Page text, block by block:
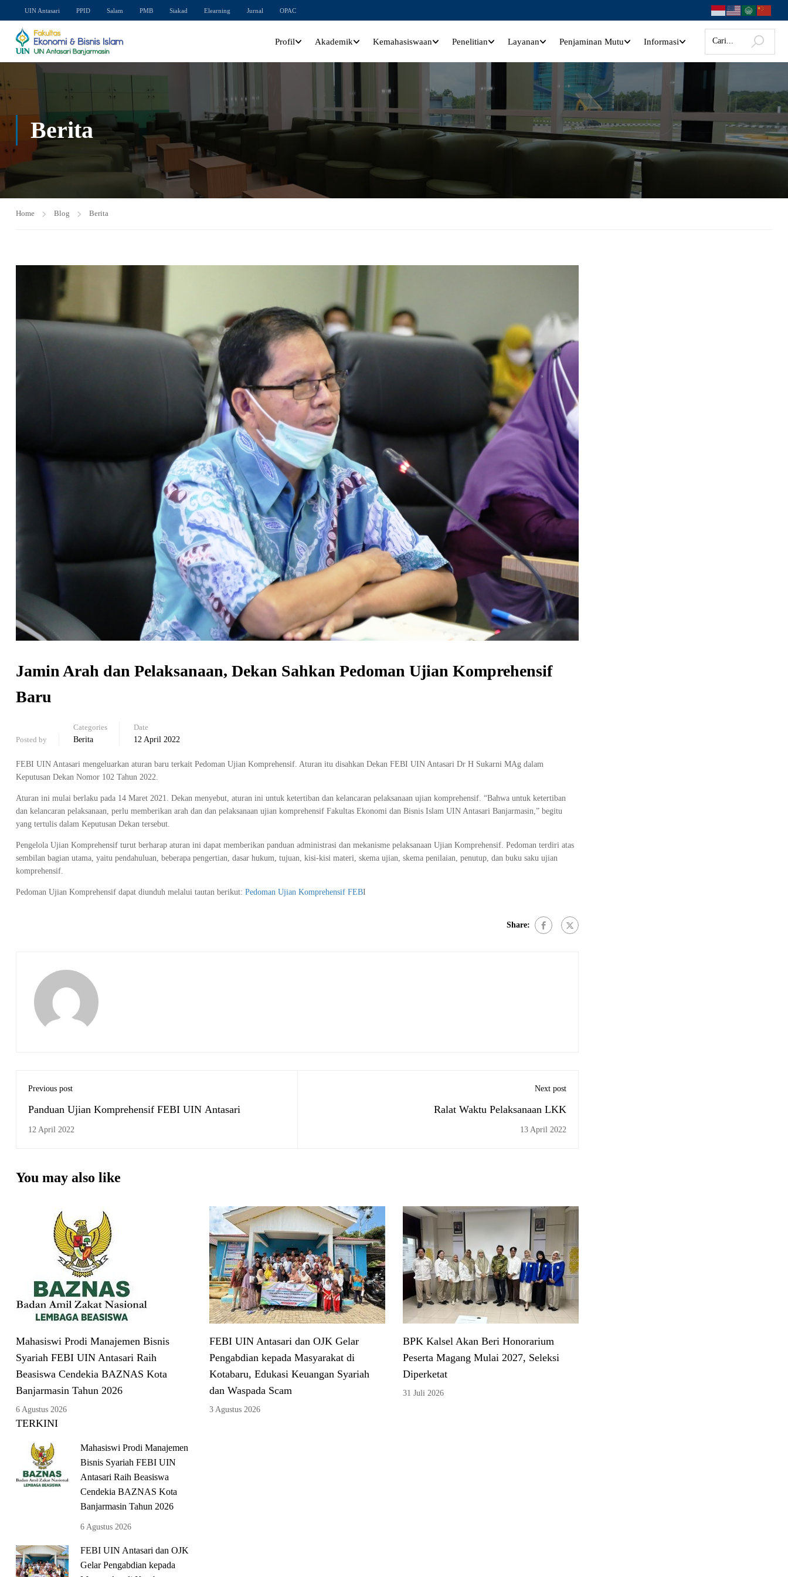
UIN Antasari PPID Salam PMB Siakad Elearning Jurnal OPAC
Profil Akademik Kemahasiswaan Penelitian Layanan Penjaminan Mutu Informasi
Berita
Home Blog Berita
Jamin Arah dan Pelaksanaan, Dekan Sahkan Pedoman Ujian Komprehensif
Baru
Posted by
Categories
Berita
Date
12 April 2022
FEBI UIN Antasari mengeluarkan aturan baru terkait Pedoman Ujian Komprehensif. Aturan itu disahkan Dekan FEBI UIN Antasari Dr H Sukarni MAg dalam
Keputusan Dekan Nomor 102 Tahun 2022.
Aturan ini mulai berlaku pada 14 Maret 2021. Dekan menyebut, aturan ini untuk ketertiban dan kelancaran pelaksanaan ujian komprehensif. “Bahwa untuk ketertiban
dan kelancaran pelaksanaan, perlu memberikan arah dan dan pelaksanaan ujian komprehensif Fakultas Ekonomi dan Bisnis Islam UIN Antasari Banjarmasin,” begitu
yang tertulis dalam Keputusan Dekan tersebut.
Pengelola Ujian Komprehensif turut berharap aturan ini dapat memberikan panduan administrasi dan mekanisme pelaksanaan Ujian Komprehensif. Pedoman terdiri atas
sembilan bagian utama, yaitu pendahuluan, beberapa pengertian, dasar hukum, tujuan, kisi-kisi materi, skema ujian, skema penilaian, penutup, dan buku saku ujian
komprehensif.
Pedoman Ujian Komprehensif dapat diunduh melalui tautan berikut: Pedoman Ujian Komprehensif FEBI
Share:
Previous post
Panduan Ujian Komprehensif FEBI UIN Antasari
12 April 2022
Next post
Ralat Waktu Pelaksanaan LKK
13 April 2022
You may also like
Mahasiswi Prodi Manajemen Bisnis
Syariah FEBI UIN Antasari Raih
Beasiswa Cendekia BAZNAS Kota
Banjarmasin Tahun 2026
6 Agustus 2026
FEBI UIN Antasari dan OJK Gelar
Pengabdian kepada Masyarakat di
Kotabaru, Edukasi Keuangan Syariah
dan Waspada Scam
3 Agustus 2026
BPK Kalsel Akan Beri Honorarium
Peserta Magang Mulai 2027, Seleksi
Diperketat
31 Juli 2026
TERKINI
Mahasiswi Prodi Manajemen
Bisnis Syariah FEBI UIN
Antasari Raih Beasiswa
Cendekia BAZNAS Kota
Banjarmasin Tahun 2026
6 Agustus 2026
FEBI UIN Antasari dan OJK
Gelar Pengabdian kepada